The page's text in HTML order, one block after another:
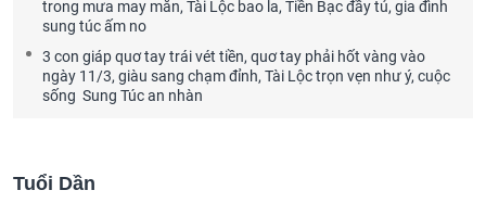
trong mưa may mắn, Tài Lộc bao la, Tiền Bạc đầy tủ, gia đình
sung túc ấm no
3 con giáp quơ tay trái vét tiền, quơ tay phải hốt vàng vào
ngày 11/3, giàu sang chạm đỉnh, Tài Lộc trọn vẹn như ý, cuộc
sống Sung Túc an nhàn
Tuổi Dần